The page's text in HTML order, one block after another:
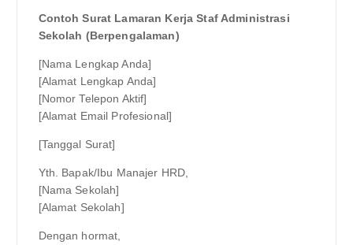
Contoh Surat Lamaran Kerja Staf Administrasi
Sekolah (Berpengalaman)
[Nama Lengkap Anda]
[Alamat Lengkap Anda]
[Nomor Telepon Aktif]
[Alamat Email Profesional]
[Tanggal Surat]
Yth. Bapak/Ibu Manajer HRD,
[Nama Sekolah]
[Alamat Sekolah]
Dengan hormat,